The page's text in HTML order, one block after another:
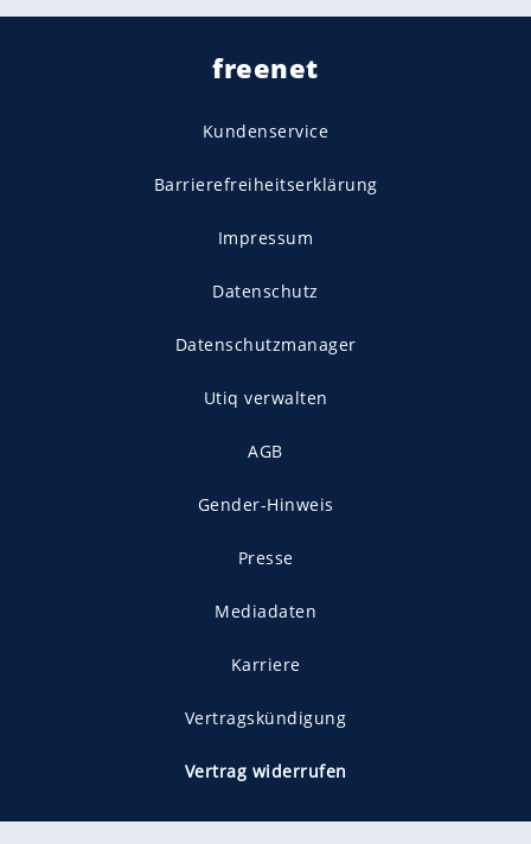
freenet
Kundenservice
Barrierefreiheitserklärung
Impressum
Datenschutz
Datenschutzmanager
Utiq verwalten
AGB
Gender-Hinweis
Presse
Mediadaten
Karriere
Vertragskündigung
Vertrag widerrufen